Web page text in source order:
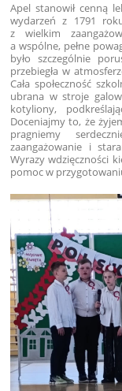
Apel stanowił cenną
wydarzeń z 1791
z wielkim
a wspólne, pełne
było szczególnie
przebiegła w
Cała społeczność
ubrana w stroje
kotyliony,
Doceniajmy to, że
pragniemy
zaangażowanie i
Wyrazy wdzięczności
pomoc w